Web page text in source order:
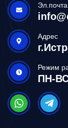
Эл.почта
Адрес
Режим
ПН-